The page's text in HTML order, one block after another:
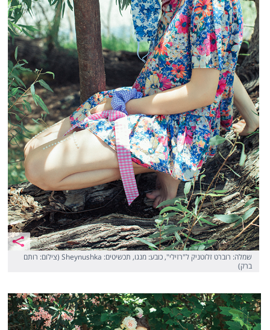
שמלה: רוברט זלוטניק ל"רזילי", כובע: מנגו, תכשיטים: Sheynushka (צילום: רותם
ברק)